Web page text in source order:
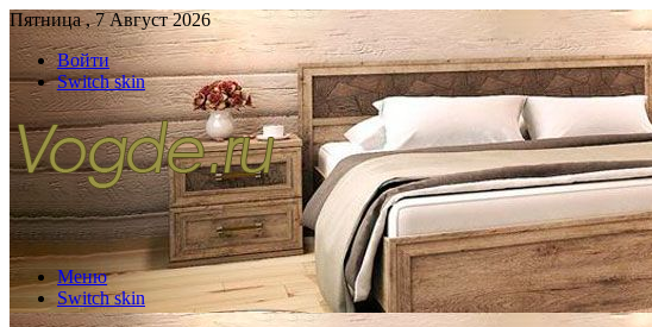
Пятница , 7 Август 2026
Войти
Switch skin
Меню
Switch skin